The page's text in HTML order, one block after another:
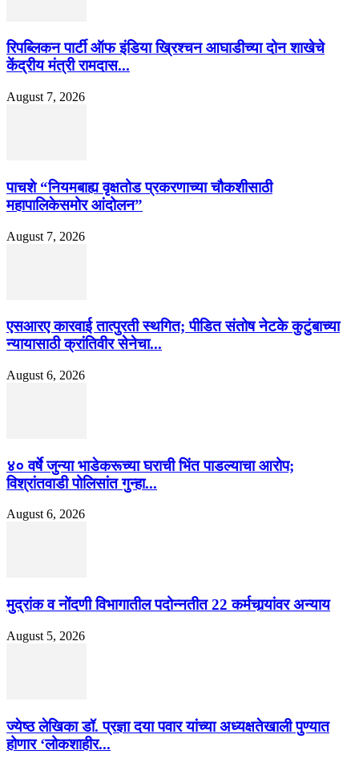
रिपब्लिकन पार्टी ऑफ इंडिया ख्रिश्चन आघाडीच्या दोन शाखेचे
केंद्रीय मंत्री रामदास...
August 7, 2026
पाचशे “नियमबाह्य वृक्षतोड प्रकरणाच्या चौकशीसाठी
महापालिकेसमोर आंदोलन”
August 7, 2026
एसआरए कारवाई तात्पुरती स्थगित; पीडित संतोष नेटके कुटुंबाच्या
न्यायासाठी क्रांतिवीर सेनेचा...
August 6, 2026
४० वर्षे जुन्या भाडेकरूच्या घराची भिंत पाडल्याचा आरोप;
विश्रांतवाडी पोलिसांत गुन्हा...
August 6, 2026
मुद्रांक व नोंदणी विभागातील पदोन्नतीत 22 कर्मचार्‍यांवर अन्याय
August 5, 2026
ज्येष्ठ लेखिका डॉ. प्रज्ञा दया पवार यांच्या अध्यक्षतेखाली पुण्यात
होणार ‘लोकशाहीर...